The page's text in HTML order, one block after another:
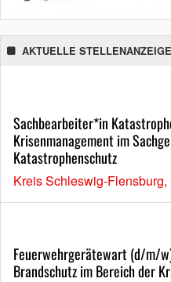
AKTUELLE
Sachbearbeiter*in
Krisenmanagement im
Katastrophenschutz
Kreis Schleswig-
Feuerwehrgerätewart (d/m/
Brandschutz im Bereich der